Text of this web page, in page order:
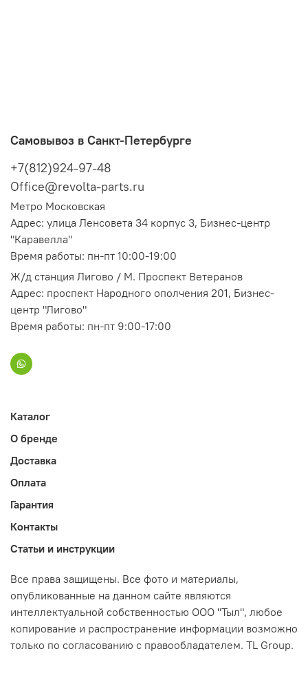
Самовывоз в Санкт-Петербурге
+7(812)924-97-48
Office@revolta-parts.ru
Метро Московская
Адрес: улица Ленсовета 34 корпус 3, Бизнес-центр
"Каравелла"
Время работы: пн-пт 10:00-19:00
Ж/д станция Лигово / М. Проспект Ветеранов
Адрес: проспект Народного ополчения 201, Бизнес-
центр "Лигово"
Время работы: пн-пт 9:00-17:00
Каталог
О бренде
Доставка
Оплата
Гарантия
Контакты
Статьи и инструкции
Все права защищены. Все фото и материалы,
опубликованные на данном сайте являются
интеллектуальной собственностью ООО "Тыл", любое
копирование и распространение информации возможно
только по согласованию с правообладателем. TL Group.